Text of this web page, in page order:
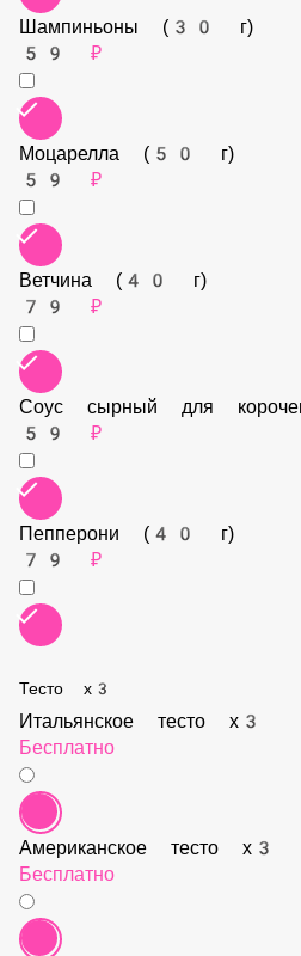
Шампиньоны (30 г)
59 ₽
Моцарелла (50 г)
59 ₽
Ветчина (40 г)
79 ₽
Соус сырный для корочек
59 ₽
Пепперони (40 г)
79 ₽
Тесто х3
Итальянское тесто х3